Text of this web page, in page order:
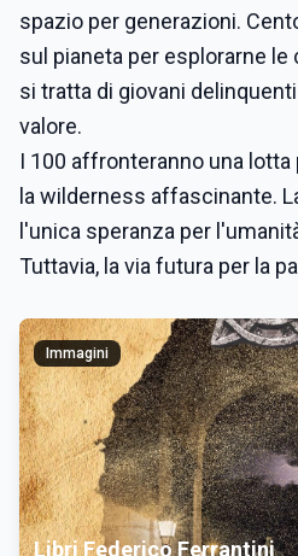
spazio per generazioni.
sul pianeta per esplorarne
si tratta di giovani
valore.
I 100 affronteranno una
la wilderness affascinante.
l'unica speranza per
Tuttavia, la via futura per la
Immagini
Libri Federico Ferrantini